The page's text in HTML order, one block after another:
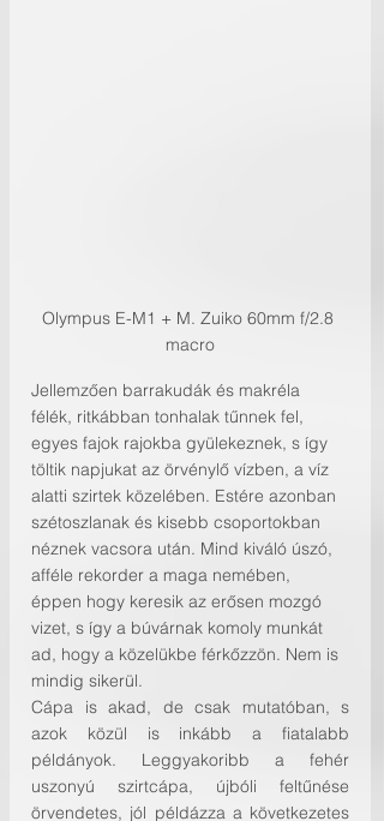
Olympus E-M1 + M. Zuiko 60mm f/2.8
macro
Jellemzően barrakudák és makréla
félék, ritkábban tonhalak tűnnek fel,
egyes fajok rajokba gyülekeznek, s így
töltik napjukat az örvénylő vízben, a víz
alatti szirtek közelében. Estére azonban
szétoszlanak és kisebb csoportokban
néznek vacsora után. Mind kiváló úszó,
afféle rekorder a maga nemében,
éppen hogy keresik az erősen mozgó
vizet, s így a búvárnak komoly munkát
ad, hogy a közelükbe férkőzzön. Nem is
mindig sikerül.
Cápa is akad, de csak mutatóban, s
azok közül is inkább a fiatalabb
példányok. Leggyakoribb a fehér
uszonyú szirtcápa, újbóli feltűnése
örvendetes, jól példázza a következetes